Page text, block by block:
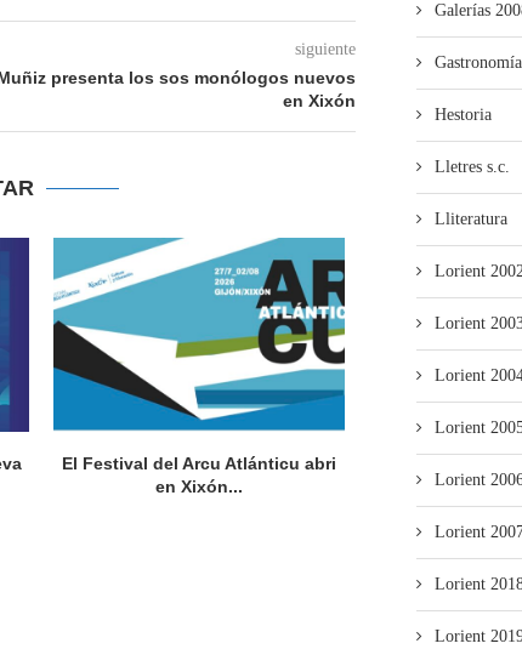
siguiente
presenta los sos monólogos nuevos
en Xixón
El Festival del Arcu Atlánticu abri
en Xixón...
revalidaotru
Galerías
Gastronomía
Hestoria
Lletres s.c.
Lliteratura
Lorient
Lorient
Lorient
Lorient
Lorient
Lorient
Lorient
Lorient